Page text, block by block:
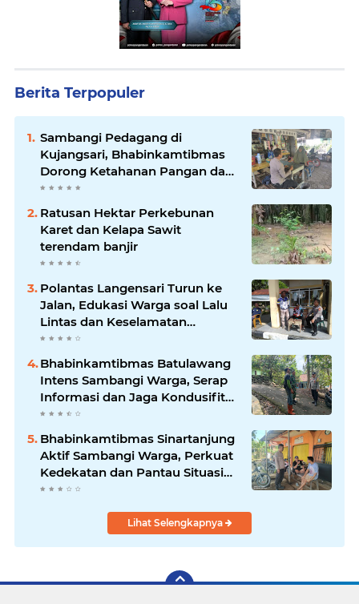
Berita Terpopuler
Sambangi Pedagang di
Kujangsari, Bhabinkamtibmas
Dorong Ketahanan Pangan dan
Keamanan Lingkungan
Ratusan Hektar Perkebunan
Karet dan Kelapa Sawit
terendam banjir
Polantas Langensari Turun ke
Jalan, Edukasi Warga soal Lalu
Lintas dan Keselamatan
Berkendara
Bhabinkamtibmas Batulawang
Intens Sambangi Warga, Serap
Informasi dan Jaga Kondusifitas
Lingkungan
Bhabinkamtibmas Sinartanjung
Aktif Sambangi Warga, Perkuat
Kedekatan dan Pantau Situasi
Lingkungan
Lihat Selengkapnya